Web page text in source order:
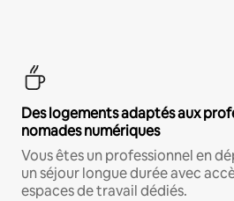
Des logements adaptés aux
nomades numériques
Vous êtes un professionnel en
un séjour longue durée avec
espaces de travail dédiés.